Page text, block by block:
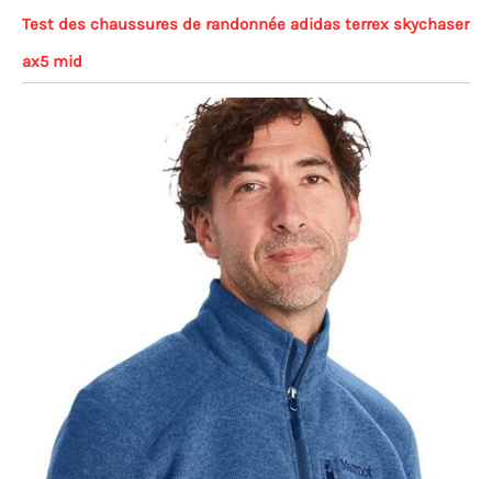
Test des chaussures de randonnée adidas terrex skychaser
ax5 mid